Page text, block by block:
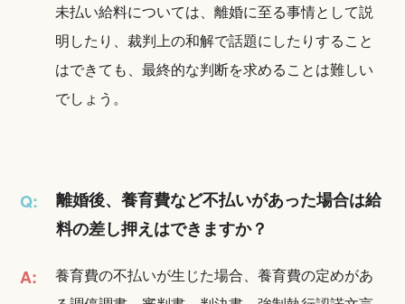
未払い給料については、離婚に至る事情として説
明したり、裁判上の和解で話題にしたりすること
はできても、最終的な判断を求めることは難しい
でしょう。
Q:
離婚後、養育費など不払いがあった場合は給
料の差し押えはできますか？
A:
養育費の不払いが生じた場合、養育費の定めがあ